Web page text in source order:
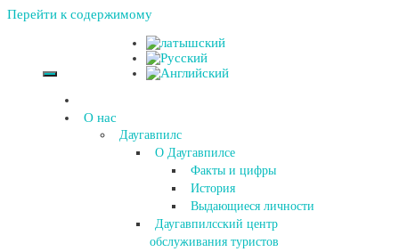
Перейти к содержимому
О нас
Даугавпилс
О Даугавпилсе
Факты и цифры
История
Выдающиеся личности
Даугавпилсский центр
обслуживания туристов